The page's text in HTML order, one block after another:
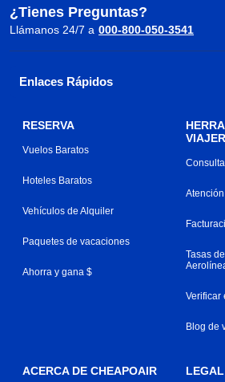
¿Tienes Preguntas?
Llámanos 24/7 a 000-800-050-3541
Enlaces Rápidos
RESERVA
Vuelos Baratos
Hoteles Baratos
Vehículos de Alquiler
Paquetes de vacaciones
Ahorra y gana $
Tasas
Verificar
Blog de
ACERCA DE CHEAPOAIR LEGAL